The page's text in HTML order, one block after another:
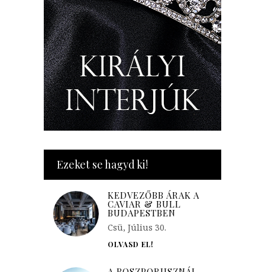
Ezeket se hagyd ki!
KEDVEZŐBB ÁRAK A
CAVIAR & BULL
BUDAPESTBEN
Csü, Július 30.
OLVASD EL!